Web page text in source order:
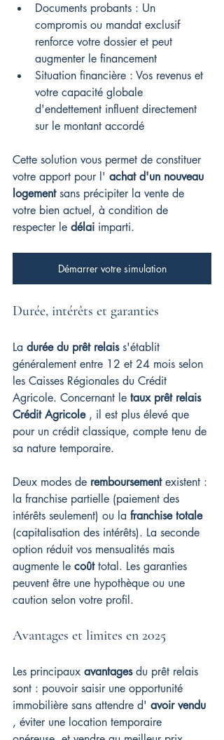
Documents probants : Un
compromis ou mandat exclusif
renforce votre dossier et peut
augmenter le financement
Situation financière : Vos revenus et
votre capacité globale
d'endettement influent directement
sur le montant accordé
Cette solution vous permet de constituer
votre apport pour l' achat d'un nouveau
logement sans précipiter la vente de
votre bien actuel, à condition de
respecter le délai imparti.
Démarrer votre simulation
Durée, intérêts et garanties
La durée du prêt relais s'établit
généralement entre 12 et 24 mois selon
les Caisses Régionales du Crédit
Agricole. Concernant le taux prêt relais
Crédit Agricole , il est plus élevé que
pour un crédit classique, compte tenu de
sa nature temporaire.
Deux modes de remboursement existent :
la franchise partielle (paiement des
intérêts seulement) ou la franchise totale
(capitalisation des intérêts). La seconde
option réduit vos mensualités mais
augmente le coût total. Les garanties
peuvent être une hypothèque ou une
caution selon votre profil.
Avantages et limites en 2025
Les principaux avantages du prêt relais
sont : pouvoir saisir une opportunité
immobilière sans attendre d' avoir vendu
, éviter une location temporaire